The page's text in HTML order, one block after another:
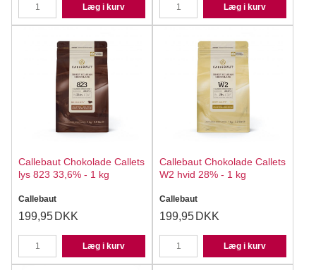
Læg i kurv Læg i kurv
Callebaut Chokolade Callets
lys 823 33,6% - 1 kg
Callebaut
199,95 DKK
Læg i kurv
Callebaut Chokolade Callets
W2 hvid 28% - 1 kg
Callebaut
199,95 DKK
Læg i kurv